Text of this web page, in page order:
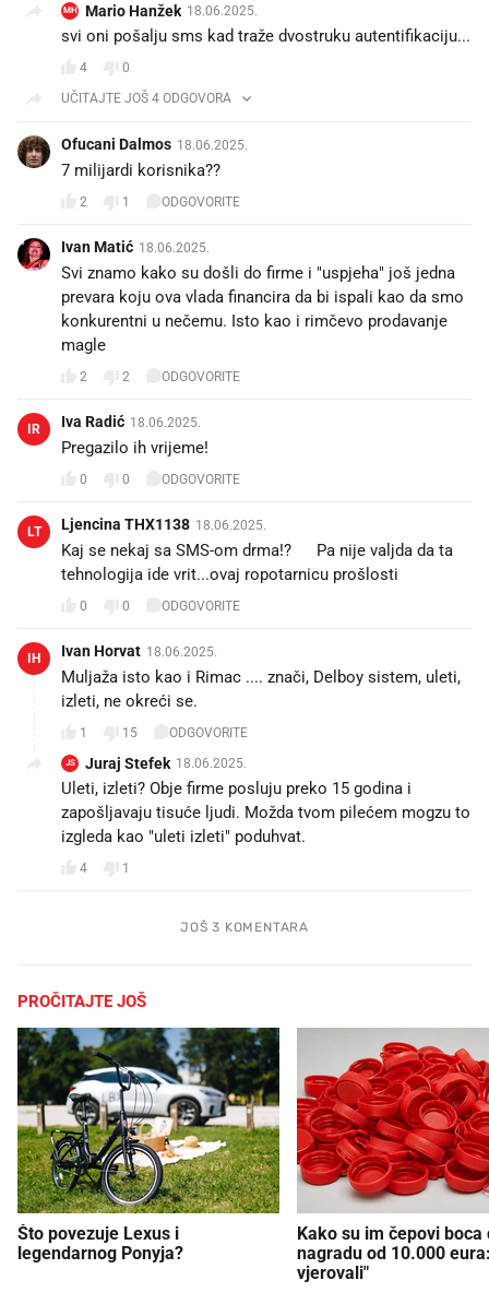
MH Mario Hanžek 18.06.2025.
svi oni pošalju sms kad traže dvostruku autentifikaciju...
4
0
UČITAJTE JOŠ 4 ODGOVORA
Ofucani Dalmos 18.06.2025.
7 milijardi korisnika??
2 1 ODGOVORITE
Ivan Matić 18.06.2025.
Svi znamo kako su došli do firme i "uspjeha" još jedna
prevara koju ova vlada financira da bi ispali kao da smo
konkurentni u nečemu. Isto kao i rimčevo prodavanje
magle
2 2 ODGOVORITE
IR Iva Radić 18.06.2025.
Pregazilo ih vrijeme!
0 0 ODGOVORITE
LT Ljencina THX1138 18.06.2025.
Kaj se nekaj sa SMS-om drma!?🤨 Pa nije valjda da ta
tehnologija ide vrit...ovaj ropotarnicu prošlosti😁
0 0 ODGOVORITE
IH Ivan Horvat 18.06.2025.
Muljaža isto kao i Rimac .... znači, Delboy sistem, uleti,
izleti, ne okreći se.
1 15 ODGOVORITE
JS Juraj Stefek 18.06.2025.
Uleti, izleti? Obje firme posluju preko 15 godina i
zapošljavaju tisuće ljudi. Možda tvom pilećem mogzu to
izgleda kao "uleti izleti" poduhvat.
4 1
JOŠ 3 KOMENTARA
PROČITAJTE JOŠ
Što povezuje Lexus i
legendarnog Ponyja?
Kako su im čepovi boca
nagradu od 10.000
vjerovali"